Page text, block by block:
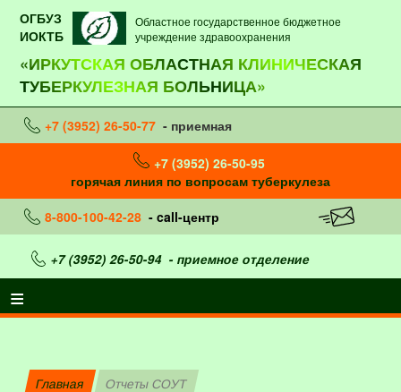
ОГБУЗ
ИОКТБ
Областное государственное бюджетное
учреждение здравоохранения
«ИРКУТСКАЯ ОБЛАСТНАЯ КЛИНИЧЕСКАЯ
ТУБЕРКУЛЕЗНАЯ БОЛЬНИЦА»
+7 (3952) 26-50-77 - приемная
+7 (3952) 26-50-95
горячая линия по вопросам туберкулеза
8-800-100-42-28 - call-центр
+7 (3952) 26-50-94- приемное отделение
Главная Отчеты СОУТ